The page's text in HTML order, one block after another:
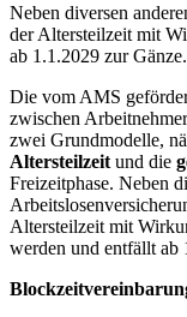
Neben diversen
der Altersteilzeit mit
ab 1.1.2029 zur Gänze.
Die vom AMS
zwischen
zwei Grundmodelle,
Altersteilzeit und die
Freizeitphase. Neben
Altersteilzeit mit
werden und entfällt ab